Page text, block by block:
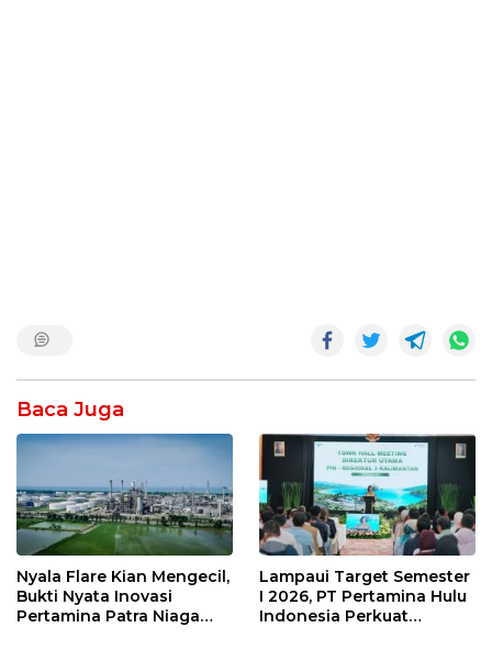
Baca Juga
Nyala Flare Kian Mengecil,
Bukti Nyata Inovasi
Pertamina Patra Niaga
Lampaui Target Semester
I 2026, PT Pertamina Hulu
Indonesia Perkuat